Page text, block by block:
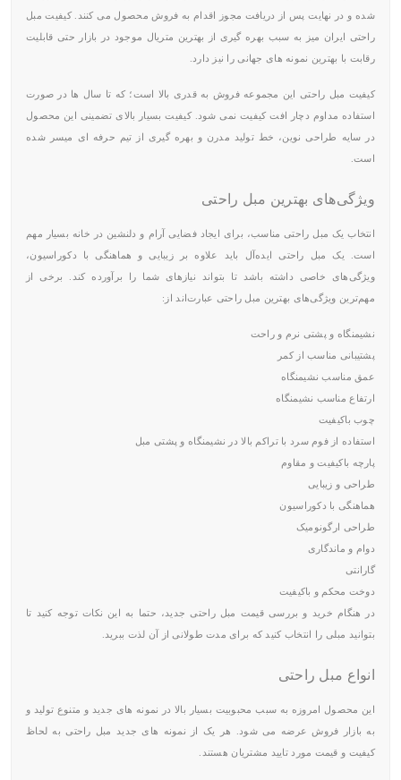
شده و در نهایت پس از دریافت مجوز اقدام به فروش محصول می کنند. کیفیت مبل
راحتی ایران میز به سبب بهره گیری از بهترین متریال موجود در بازار حتی قابلیت
رقابت با بهترین نمونه های جهانی را نیز دارد.
کیفیت مبل راحتی این مجموعه فروش به قدری بالا است؛ که تا سال ها در صورت
استفاده مداوم دچار افت کیفیت نمی شود. کیفیت بسیار بالای تضمینی این محصول
در سایه طراحی نوین، خط تولید مدرن و بهره گیری از تیم حرفه ای میسر شده
است.
ویژگی‌های بهترین مبل راحتی
انتخاب یک مبل راحتی مناسب، برای ایجاد فضایی آرام و دلنشین در خانه بسیار مهم
است. یک مبل راحتی ایده‌آل باید علاوه بر زیبایی و هماهنگی با دکوراسیون،
ویژگی‌های خاصی داشته باشد تا بتواند نیازهای شما را برآورده کند. برخی از
مهم‌ترین ویژگی‌های بهترین مبل راحتی عبارت‌اند از:
نشیمنگاه و پشتی نرم و راحت
پشتیبانی مناسب از کمر
عمق مناسب نشیمنگاه
ارتفاع مناسب نشیمنگاه
چوب باکیفیت
استفاده از فوم سرد با تراکم بالا در نشیمنگاه و پشتی مبل
پارچه باکیفیت و مقاوم
طراحی و زیبایی
هماهنگی با دکوراسیون
طراحی ارگونومیک
دوام و ماندگاری
گارانتی
دوخت محکم و باکیفیت
در هنگام خرید و بررسی قیمت مبل راحتی جدید، حتما به این نکات توجه کنید تا
بتوانید مبلی را انتخاب کنید که برای مدت طولانی از آن لذت ببرید.
انواع مبل راحتی
این محصول امروزه به سبب محبوبیت بسیار بالا در نمونه های جدید و متنوع تولید و
به بازار فروش عرضه می شود. هر یک از نمونه های جدید مبل راحتی به لحاظ
کیفیت و قیمت مورد تایید مشتریان هستند.